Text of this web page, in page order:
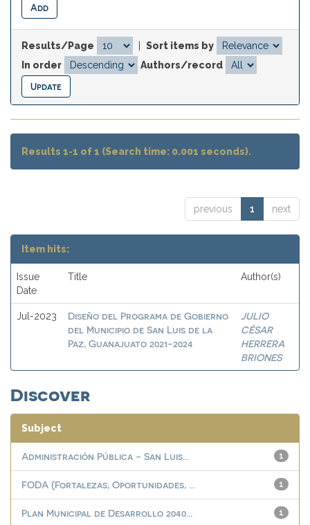
Results/Page
Sort items by
In order
Authors/record
Results 1-1 of 1 (Search time: 0.001 seconds).
previous 1 next
Item hits:
Issue
Date
Title Author(s)
Jul-2023
Diseño del Programa de Gobierno
del Municipio de San Luis de la
Paz, Guanajuato 2021-2024
JULIO
CÉSAR
HERRERA
BRIONES
Discover
Subject
1
Administración Pública - San Luis...
1
FODA (Fortalezas, Oportunidades, ...
1
Plan Municipal de Desarrollo 2040...